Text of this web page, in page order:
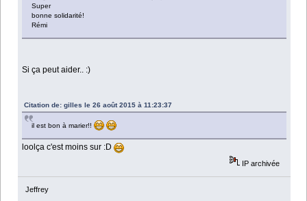
Super
bonne solidarité!
Rémi
Si ça peut aider.. :)
Citation de: gilles le 26 août 2015 à 11:23:37
il est bon à marier!!
loolça c'est moins sur :D
IP archivée
Jeffrey